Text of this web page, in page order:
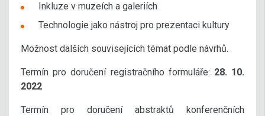
Inkluze v muzeích a galeriích
Technologie jako nástroj pro prezentaci kultury
Možnost dalších souvisejících témat podle návrhů.
Termín pro doručení registračního formuláře: 28. 10.
2022
Termín pro doručení abstraktů konferenčních